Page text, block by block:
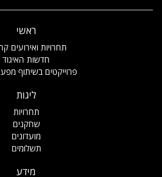
תחרויות ואירועים קרובים
חדשות האיגוד
פרוייקטים בשיתוף מפעל הפייס
תחרויות
שחקנים
מועדונים
תשלומים